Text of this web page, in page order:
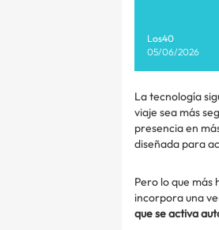
Los40
05/06/2026
La tecnología
viaje sea más
presencia en
diseñada para
Pero lo que más
incorpora una
que se activa